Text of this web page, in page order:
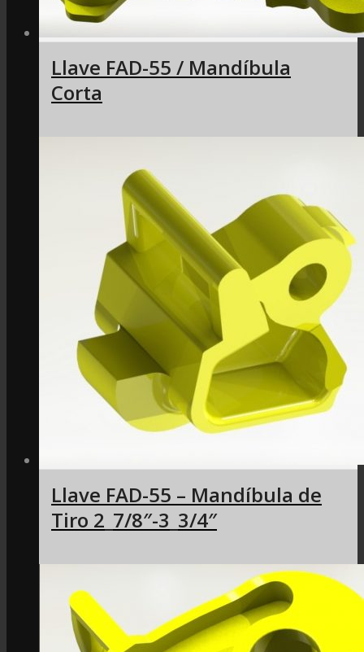
Llave FAD-55 / Mandíbula
Corta
Llave FAD-55 – Mandíbula de
Tiro 2_7/8″-3_3/4″